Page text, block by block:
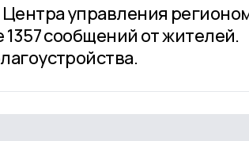
управления
сообщений от жителей.